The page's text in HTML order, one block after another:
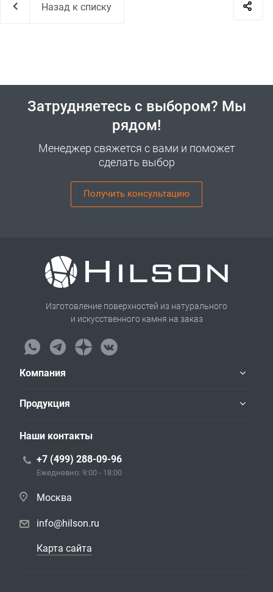
Назад к списку
Затрудняетесь с выбором? Мы
рядом!
Менеджер свяжется с вами и поможет
сделать выбор
Получить консультацию
Изготовление поверхностей из натурального
и искусственного камня на заказ
Компания
Продукция
Наши контакты
+7 (499) 288-09-96
Ежедневно: 9:00 - 18:00
Москва
info@hilson.ru
Карта сайта